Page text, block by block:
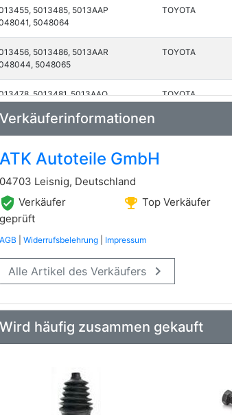
5013485, 5013AAP
5048064
TOYOTA
5013486, 5013AAR
5048065
TOYOTA
5013481, 5013AAO
TOYOTA
5013482, 5013AAQ
TOYOTA
5048049
Verkäuferinformationen
ATK Autoteile GmbH
04703 Leisnig, Deutschland
verified_user Verkäufer
geprüft
emoji_events Top Verkäufer
AGB Widerrufsbelehrung Impressum
Alle Artikel des Verkäufers keyboard_arrow_right
Wird häufig zusammen gekauft